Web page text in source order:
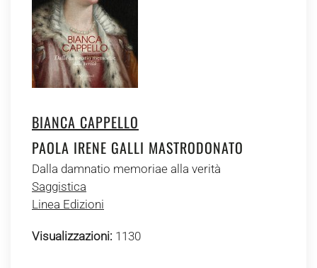
BIANCA CAPPELLO
PAOLA IRENE GALLI MASTRODONATO
Dalla damnatio memoriae alla verità
Saggistica
Linea Edizioni
Visualizzazioni: 1130